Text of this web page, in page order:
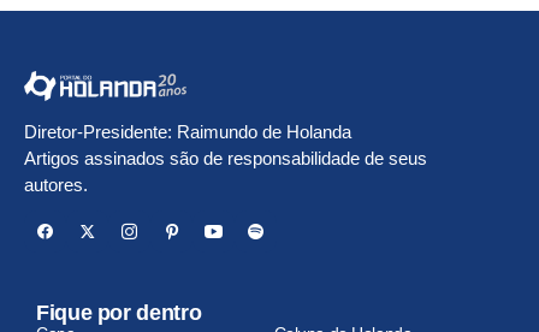
Diretor-Presidente: Raimundo de Holanda
Artigos assinados são de responsabilidade de seus
autores.
Fique por dentro